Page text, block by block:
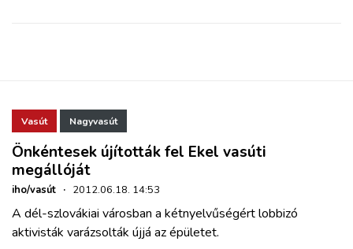
Vasút Nagyvasút
Önkéntesek újították fel Ekel vasúti
megállóját
iho/vasút · 2012.06.18. 14:53
A dél-szlovákiai városban a kétnyelvűségért lobbizó
aktivisták varázsolták újjá az épületet.